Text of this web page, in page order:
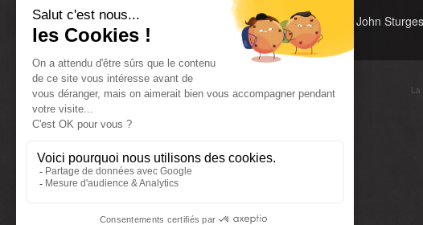
Backlash
, John
La